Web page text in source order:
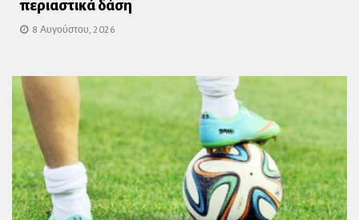
περιαστικά δάση
8 Αυγούστου, 2026